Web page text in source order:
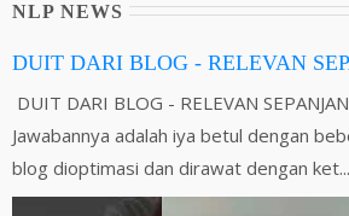
NLP NEWS
DUIT DARI BLOG - RELEVAN
DUIT DARI BLOG - RELEVAN
Jawabannya adalah iya betul dengan
blog dioptimasi dan dirawat dengan ket...